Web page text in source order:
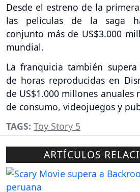
Desde el estreno de la
las películas de la saga
conjunto más de US$3.000
mundial.
La franquicia también
de horas reproducidas en
de US$1.000 millones anuales
de consumo, videojuegos y
TAGS: Toy Story 5
ARTÍCULOS